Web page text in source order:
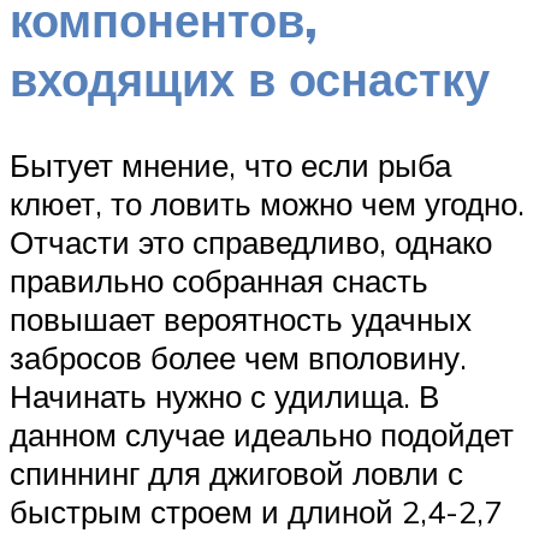
компонентов,
входящих в оснастку
Бытует мнение, что если рыба
клюет, то ловить можно чем угодно.
Отчасти это справедливо, однако
правильно собранная снасть
повышает вероятность удачных
забросов более чем вполовину.
Начинать нужно с удилища. В
данном случае идеально подойдет
спиннинг для джиговой ловли с
быстрым строем и длиной 2,4-2,7